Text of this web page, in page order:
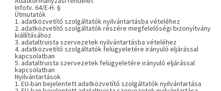
Infotv. 64/E-H. §
Útmutatók
1. adatközvetítő szolgáltatók nyilvántartásba vételéhez
2. adatközvetítő szolgáltatók részére megfelelőségi bizonyítvány
kiállításához
3. adataltruista szervezetek nyilvántartásba vételéhez
4. adatközvetítő szolgáltatók felügyeletére irányuló eljárással
kapcsolatban
5. adataltruista szervezetek felügyeletére irányuló eljárással
kapcsolatban
Nyilvántartások
1. EU-ban bejelentett adatközvetítő szolgáltatók nyilvántartása